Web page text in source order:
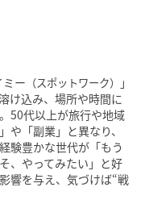
ミー （スポットワーク）
」
け込み、場所や時間に
50代以上が旅行や地域
「副業」と異なり、
験豊かな世代が「もう
、やってみたい」と好
響を与え、気づけば“戦